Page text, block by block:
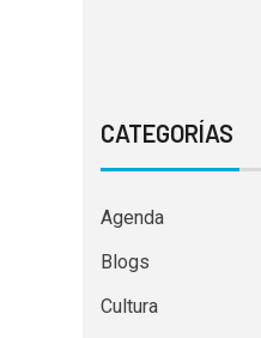
CATEGORÍAS
Agenda
Blogs
Cultura